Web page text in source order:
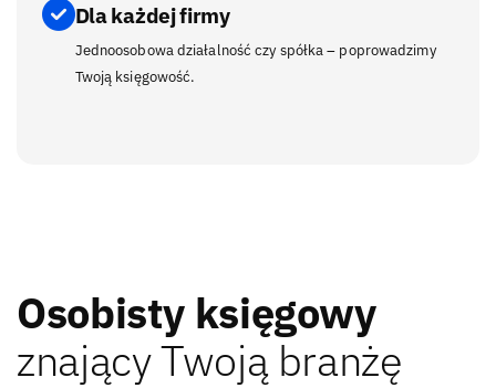
Dla każdej firmy
Jednoosobowa działalność czy spółka – poprowadzimy
Twoją księgowość.
Osobisty księgowy
znający Twoją branżę